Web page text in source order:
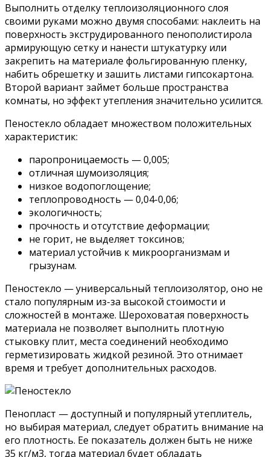
Выполнить отделку теплоизоляционного слоя
своими руками можно двумя способами: наклеить на
поверхность экструдированного пенополистирола
армирующую сетку и нанести штукатурку или
закрепить на материале фольгированную пленку,
набить обрешетку и зашить листами гипсокартона.
Второй вариант займет больше пространства
комнаты, но эффект утепления значительно усилится.
Пеностекло обладает множеством положительных
характеристик:
паропроницаемость — 0,005;
отличная шумоизоляция;
низкое водопоглощение;
теплопроводность — 0,04-0,06;
экологичность;
прочность и отсутствие деформации;
не горит, не выделяет токсинов;
материал устойчив к микроорганизмам и
грызунам.
Пеностекло — универсальный теплоизолятор, оно не
стало популярным из-за высокой стоимости и
сложностей в монтаже. Шероховатая поверхность
материала не позволяет выполнить плотную
стыковку плит, места соединений необходимо
герметизировать жидкой резиной. Это отнимает
время и требует дополнительных расходов.
Пенопласт — доступный и популярный утеплитель,
но выбирая материал, следует обратить внимание на
его плотность. Ее показатель должен быть не ниже
35 кг/м3, тогда материал будет обладать